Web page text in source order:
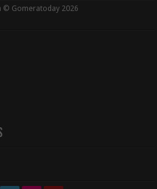
© Gomeratoday 2026